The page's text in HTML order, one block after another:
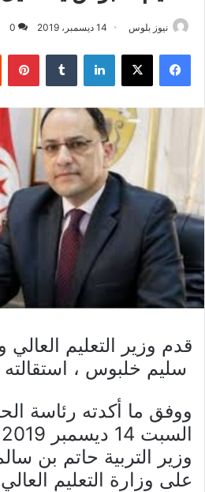
نيوز بلوس 14 ديسمبر، 2019 0
فيسبوك X لينكدإن
قدم وزير التعليم
سليم خلبوس ،
ووفق ما أكدته رئاسة
وزير التربية حاتم بن
على وزارة التعليم العالي